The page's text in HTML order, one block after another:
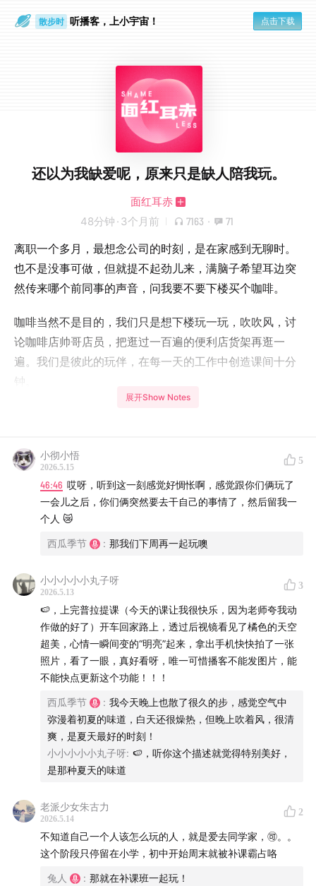
散步时 听播客，上小宇宙！ 点击下载
还以为我缺爱呢，原来只是缺人陪我玩。
面红耳赤
48分钟 · 3个月前 7163 · 71
离职一个多月，最想念公司的时刻，是在家感到无聊时。
也不是没事可做，但就提不起劲儿来，满脑子希望耳边突
然传来哪个前同事的声音，问我要不要下楼买个咖啡。
咖啡当然不是目的，我们只是想下楼玩一玩，吹吹风，讨
论咖啡店帅哥店员，把逛过一百遍的便利店货架再逛一
遍。我们是彼此的玩伴，在每一天的工作中创造课间十分
钟。
「我不想谈恋爱，不想要暧昧，也不想要打游戏，我想要
有人陪我玩。我最大的痛苦就是我没有人和我玩。」小红
书上有人这么说。
它未必是我们最大的痛苦，却也是我们频繁冒出的一种感
真的想问。
原来我人生最大的痛苦，是没有玩伴？！
玩伴、搭子、朋友……友谊也有自己的不同ship
我们是很好的朋友，但好像没有一起玩耍过
自由自在地玩耍了一次后，我终于相信我们可能成为
17:38 完了，失业不止让我失去了收入，也失去了玩伴
从小不缺玩伴的人vs从小非常缺玩伴的人
为什么我的童年玩伴总是在做家务？
展开Show Notes
小彻小悟
2026.5.15
5
46:46 哎呀，听到这一刻感觉好惆怅啊，感觉跟你们俩玩了
一会儿之后，你们俩突然要去干自己的事情了，然后留我一
个人 😿
西瓜季节 : 那我们下周再一起玩噢
小小小小小丸子呀
2026.5.13
3
🍉，上完普拉提课（今天的课让我很快乐，因为老师夸我动
作做的好了）开车回家路上，透过后视镜看见了橘色的天空
超美，心情一瞬间变的“明亮”起来，拿出手机快快拍了一张
照片，看了一眼，真好看呀，唯一可惜播客不能发图片，能
不能快点更新这个功能！！！
西瓜季节 : 我今天晚上也散了很久的步，感觉空气中
弥漫着初夏的味道，白天还很燥热，但晚上吹着风，很清
爽，是夏天最好的时刻！
小小小小小丸子呀: 🍉，听你这个描述就觉得特别美好，
是那种夏天的味道
老派少女朱古力
2026.5.14
2
不知道自己一个人该怎么玩的人，就是爱去同学家，🉑。。
这个阶段只停留在小学，初中开始周末就被补课霸占咯
兔人 : 那就在补课班一起玩！